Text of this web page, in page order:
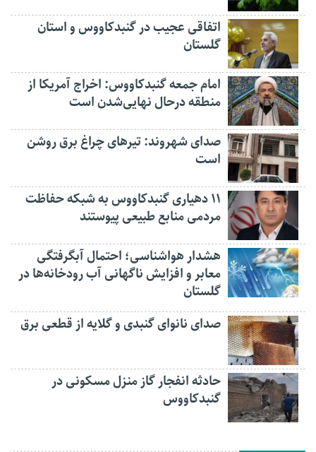
اتفاقی عجیب در‌ گنبدکاووس و استان
گلستان
امام جمعه گنبدکاووس: اخراج آمریکا از
منطقه درحال نهایی‌شدن است
صدای شهروند: تیرهای چراغ برق روشن
است
۱۱ دهیاری گنبدکاووس به شبکه حفاظت
مردمی منابع طبیعی پیوستند
هشدار هواشناسی؛ احتمال آبگرفتگی
معابر و افزایش ناگهانی آب رودخانه‌ها در
گلستان
صدای نانوای گنبدی و گلایه از قطعی برق
حادثه انفجار گاز منزل مسکونی در
گنبدکاووس